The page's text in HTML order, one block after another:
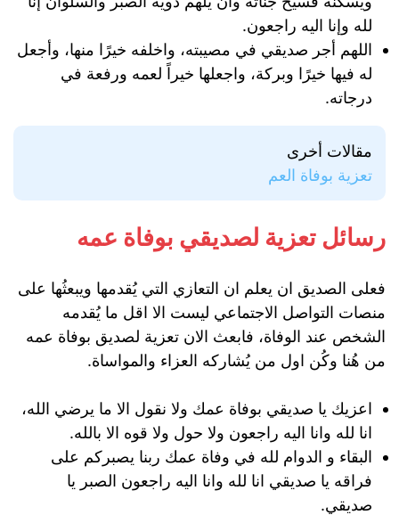
لله وإنا اليه راجعون.
اللهم أجر صديقي في مصيبته، واخلفه خيرًا منها، وأجعل
له فيها خيرًا وبركة، واجعلها خيراً لعمه ورفعة في
درجاته.
مقالات أخرى
تعزية بوفاة العم
رسائل تعزية لصديقي بوفاة عمه
فعلى الصديق ان يعلم ان التعازي التي يُقدمها ويبعثُها على
منصات التواصل الاجتماعي ليست الا اقل ما يُقدمه
الشخص عند الوفاة، فابعث الان تعزية لصديق بوفاة عمه
من هُنا وكُن اول من يُشاركه العزاء والمواساة.
اعزيك يا صديقي بوفاة عمك ولا نقول الا ما يرضي الله،
انا لله وانا اليه راجعون ولا حول ولا قوه الا بالله.
البقاء و الدوام لله في وفاة عمك ربنا يصبركم على
فراقه يا صديقي انا لله وانا اليه راجعون الصبر يا
صديقي.